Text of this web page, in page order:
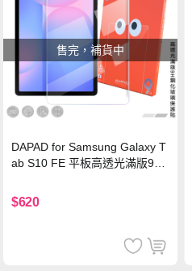
售完，補貨中
DAPAD for Samsung Galaxy T
ab S10 FE 平板高透光滿版9H
$620